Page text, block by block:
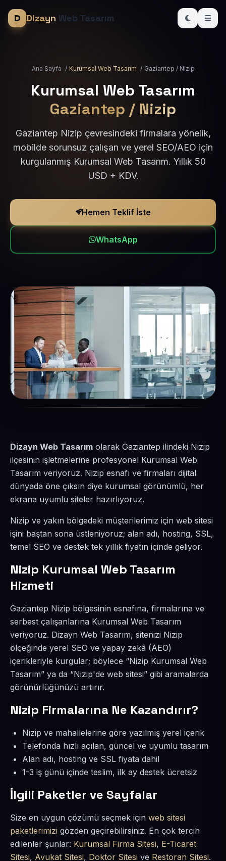
Dizayn Web Tasarım
Ana Sayfa / Kurumsal Web Tasarım / Gaziantep / Nizip
Kurumsal Web Tasarım
Gaziantep / Nizip
Gaziantep Nizip çevresindeki firmalara yönelik,
mobilde sorunsuz çalışan ve yerel SEO/AEO için
kurgulanmış Kurumsal Web Tasarım. Yıllık 50
USD + KDV.
Hemen Teklif İste
WhatsApp
Dizayn Web Tasarım olarak Gaziantep ilindeki Nizip
ilçesinin işletmelerine profesyonel Kurumsal Web
Tasarım veriyoruz. Nizip esnafı ve firmaları dijital
dünyada öne çıksın diye kurumsal görünümlü, her
ekrana uyumlu siteler hazırlıyoruz.
Nizip ve yakın bölgedeki müşterilerimiz için web sitesi
işini baştan sona üstleniyoruz; alan adı, hosting, SSL,
temel SEO ve destek tek yıllık fiyatın içinde geliyor.
Nizip Kurumsal Web Tasarım
Hizmeti
Gaziantep Nizip bölgesinin esnafına, firmalarına ve
serbest çalışanlarına Kurumsal Web Tasarım
veriyoruz. Dizayn Web Tasarım, sitenizi Nizip
ölçeğinde yerel SEO ve yapay zekâ (AEO)
içerikleriyle kurgular; böylece “Nizip Kurumsal Web
Tasarım” ya da “Nizip'de web sitesi” gibi aramalarda
görünürlüğünüzü artırır.
Nizip Firmalarına Ne Kazandırır?
Nizip ve mahallelerine göre yazılmış yerel içerik
Telefonda hızlı açılan, güncel ve uyumlu tasarım
Alan adı, hosting ve SSL fiyata dahil
1-3 iş günü içinde teslim, ilk ay destek ücretsiz
İlgili Paketler ve Sayfalar
Size en uygun çözümü seçmek için web sitesi
paketlerimizi gözden geçirebilirsiniz. En çok tercih
edilenler şunlar: Kurumsal Firma Sitesi, E-Ticaret
Sitesi, Avukat Sitesi, Doktor Sitesi ve Restoran Sitesi.